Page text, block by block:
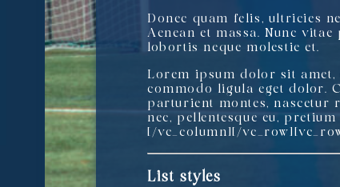
Donec quam felis, ultricies
Aenean et massa. Nunc
lobortis neque molestie et.
Lorem ipsum dolor sit amet,
commodo ligula eget dolor.
parturient montes, nascetur
nec, pellentesque eu,
[/vc_column][/
List styles